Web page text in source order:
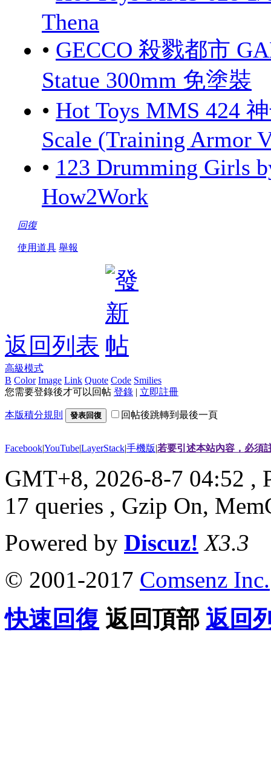
Thena
• GECCO 殺戮都市
Statue 300mm 免塗裝
• Hot Toys MMS 424
Scale (Training Armor
• 123 Drumming Girls
How2Work
回復
使用道具 舉報
返回列表
高級模式
B Color Image Link Quote Code Smilies
您需要登錄後才可以回帖 登錄 | 立即註冊
本版積分規則 發表回復 回帖後跳轉到最後一頁
Facebook|YouTube|LayerStack|手機版|若要引述本站內容，必須
GMT+8, 2026-8-7 04:52 ,
17 queries , Gzip On,
Powered by Discuz! X3.3
© 2001-2017 Comsenz Inc.
快速回復 返回頂部 返回